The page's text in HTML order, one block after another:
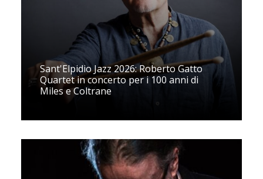
Sant'Elpidio Jazz 2026: Roberto Gatto
Quartet in concerto per i 100 anni di
Miles e Coltrane